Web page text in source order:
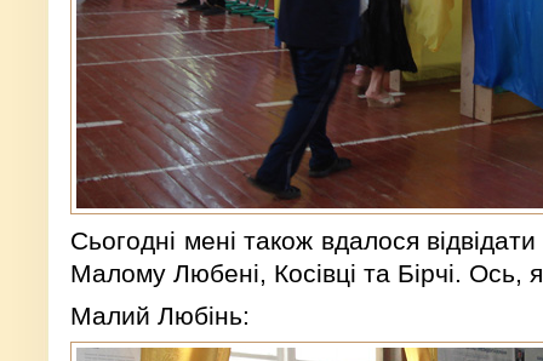
Сьогодні мені також вдалося відвідати
Малому Любені, Косівці та Бірчі. Ось,
Малий Любінь: